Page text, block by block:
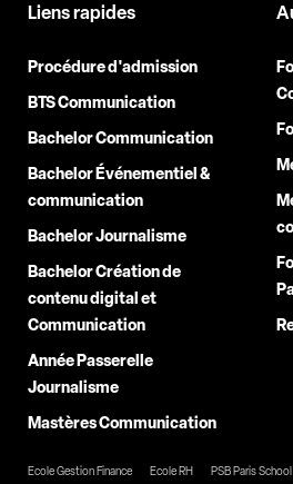
Liens rapides
Procédure d'admission
BTS Communication
Bachelor Communication
Bachelor Événementiel &
communication
Bachelor Journalisme
Bachelor Création de
contenu digital et
Communication
Année Passerelle
Journalisme
Mastères Communication
Ecole Gestion Finance Ecole RH PSB Paris